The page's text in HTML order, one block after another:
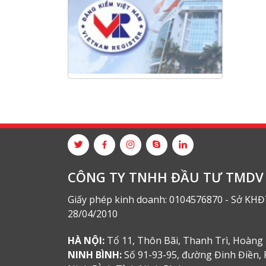
Hội nghị tổng kết công tác năm
2025 và triển khai nhiệm vụ năm
2026 do chi hội tàu du lịch Hạ
Long
NANIBI khai trương văn phòng
Tập đoàn Công nghiệp nặng Sơn
Đông tổ chức Hội nghị đối tác
toàn cầu tại Jakarta
CÔNG TY TNHH ĐẦU TƯ
Giấy phép kinh doanh: 0104576870 - Sở
28/04/2010
HÀ NỘI: Tổ 11, Thôn Bãi, Thanh Trì, Hoàng
NINH BÌNH:Số 91-93-95, đường Đinh Điền,